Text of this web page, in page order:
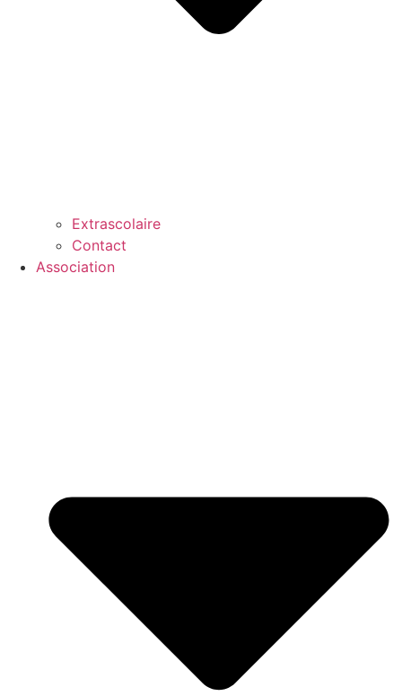
Extrascolaire
Contact
Association